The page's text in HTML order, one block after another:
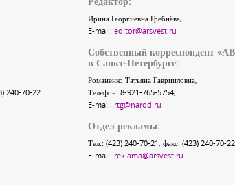
240-70-22
Ирина Георгиевна Гребнёва,
E-mail: editor@arsvest.ru
Собственный корреспондент
в Санкт-Петербурге:
Романенко Татьяна Гаврииловна,
Телефон: 8-921-765-5754,
E-mail: rtg@narod.ru
Отдел рекламы:
Тел.: (423) 240-70-21, факс: (423) 240-70-22
E-mail: reklama@arsvest.ru